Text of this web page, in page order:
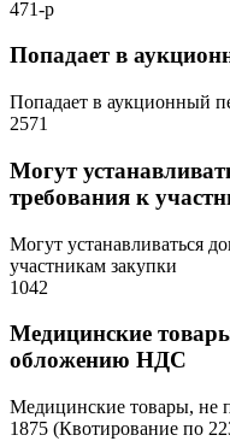
471-р
Попадает в
Попадает в аукционный
2571
Могут
требования к
Могут устанавливаться
участникам закупки
1042
Медицинские
обложению НДС
Медицинские товары,
1875 (Квотирование по